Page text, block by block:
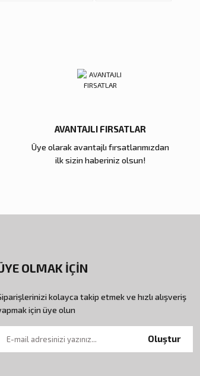
AVANTAJLI FIRSATLAR
Üye olarak avantajlı fırsatlarımızdan
ilk sizin haberiniz olsun!
OLMAK İÇİN
kolayca takip etmek ve hızlı alışveriş
için üye olun
Oluştur